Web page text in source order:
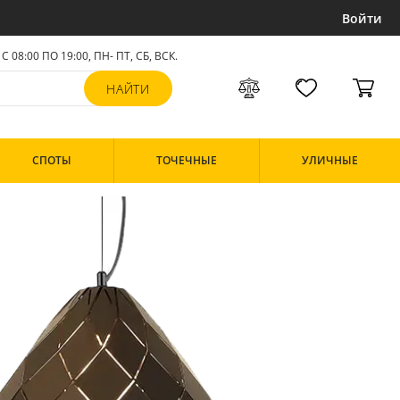
Войти
С 08:00 ПО 19:00, ПН- ПТ, СБ, ВСК.
СПОТЫ ТОЧЕЧНЫЕ УЛИЧНЫЕ